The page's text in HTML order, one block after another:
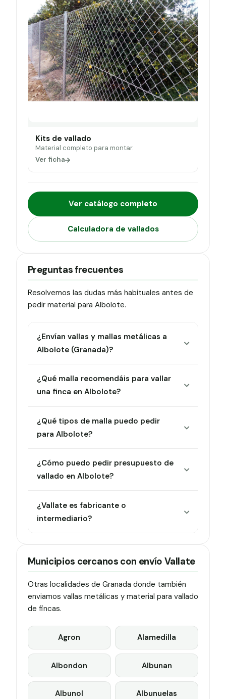
Kits de vallado
Material completo para montar.
Ver ficha
Ver catálogo completo
Calculadora de vallados
Preguntas frecuentes
Resolvemos las dudas más habituales antes de
pedir material para Albolote.
¿Envían vallas y mallas metálicas a
Albolote (Granada)?
¿Qué malla recomendáis para vallar
una finca en Albolote?
¿Qué tipos de malla puedo pedir
para Albolote?
¿Cómo puedo pedir presupuesto de
vallado en Albolote?
¿Vallate es fabricante o
intermediario?
Municipios cercanos con envío Vallate
Otras localidades de Granada donde también
enviamos vallas metálicas y material para vallado
de fincas.
Agron Alamedilla
Albondon Albunan
Albunol Albunuelas